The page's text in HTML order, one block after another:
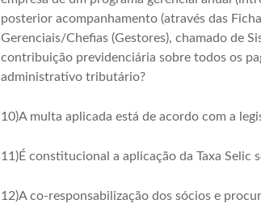
posterior acompanhamento (através das
Gerenciais/Chefias (Gestores), chamado de
contribuição previdenciária sobre todos os
administrativo tributário?
10)A multa aplicada está de acordo com a
11)É constitucional a aplicação da Taxa
12)A co-responsabilização dos sócios e